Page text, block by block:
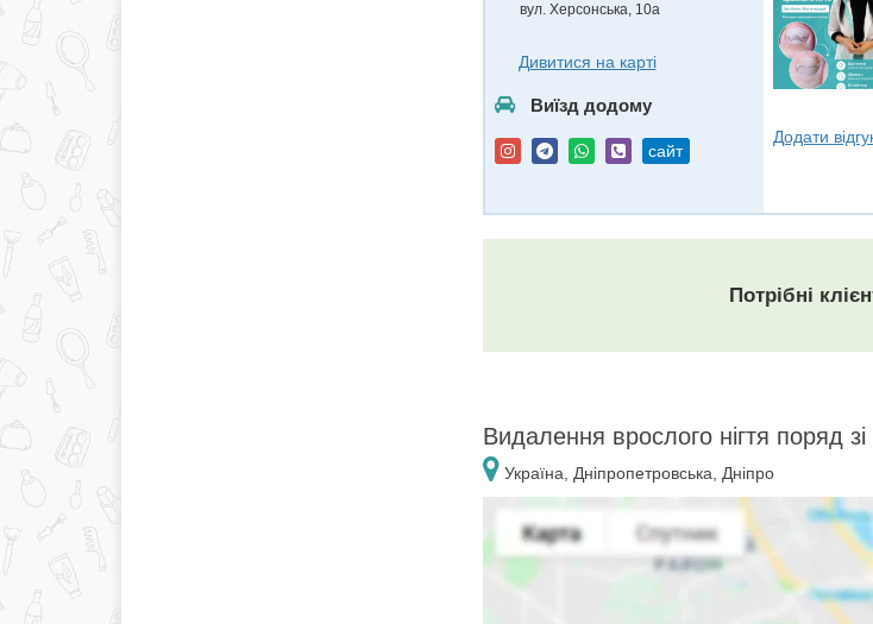
вул. Херсонська, 10а
Дивитися на карті
Виїзд додому
сайт
Додати
Потрібні
Видалення врослого нігтя поряд
Україна, Дніпропетровська, Дніпро